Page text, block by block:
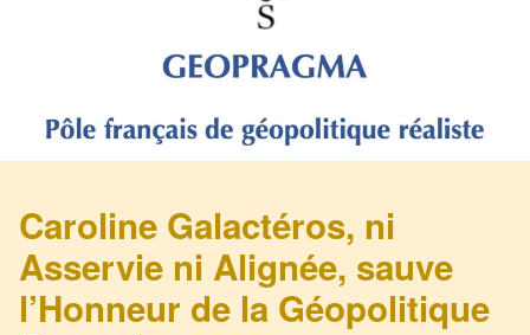
Caroline Galactéros, ni
Asservie ni Alignée, sauve
l’Honneur de la Géopolitique